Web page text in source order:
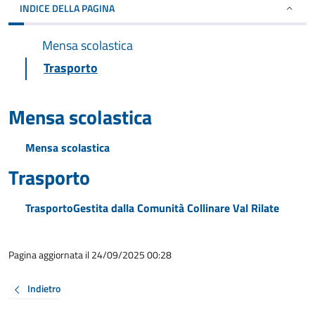
INDICE DELLA PAGINA
Mensa scolastica
Trasporto
Mensa scolastica
Mensa scolastica
Trasporto
TrasportoGestita dalla Comunità Collinare Val Rilate
Pagina aggiornata il 24/09/2025 00:28
Indietro